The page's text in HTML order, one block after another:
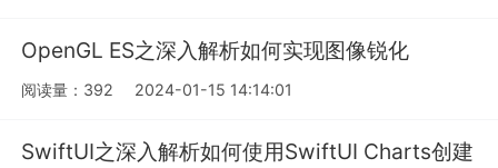
OpenGL ES之深入解析如何实现图像锐化
阅读量：392 2024-01-15 14:14:01
SwiftUI之深入解析如何使用SwiftUI Charts创建